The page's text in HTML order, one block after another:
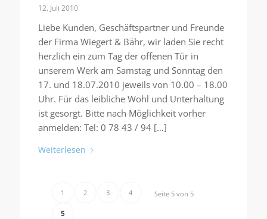
12. Juli 2010
Liebe Kunden, Geschäftspartner und Freunde
der Firma Wiegert & Bähr, wir laden Sie recht
herzlich ein zum Tag der offenen Tür in
unserem Werk am Samstag und Sonntag den
17. und 18.07.2010 jeweils von 10.00 – 18.00
Uhr. Für das leibliche Wohl und Unterhaltung
ist gesorgt. Bitte nach Möglichkeit vorher
anmelden: Tel: 0 78 43 / 94 […]
Weiterlesen
Seite 5 von 5
1 2 3 4
5